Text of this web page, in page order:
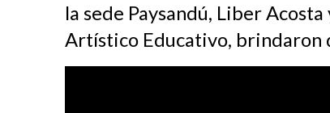
la sede Paysandú, Liber
Artístico Educativo, brindaron